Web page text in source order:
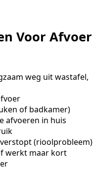
Voor Afvoer
weg uit wastafel,
of badkamer)
afvoeren in huis
(rioolprobleem)
werkt maar kort